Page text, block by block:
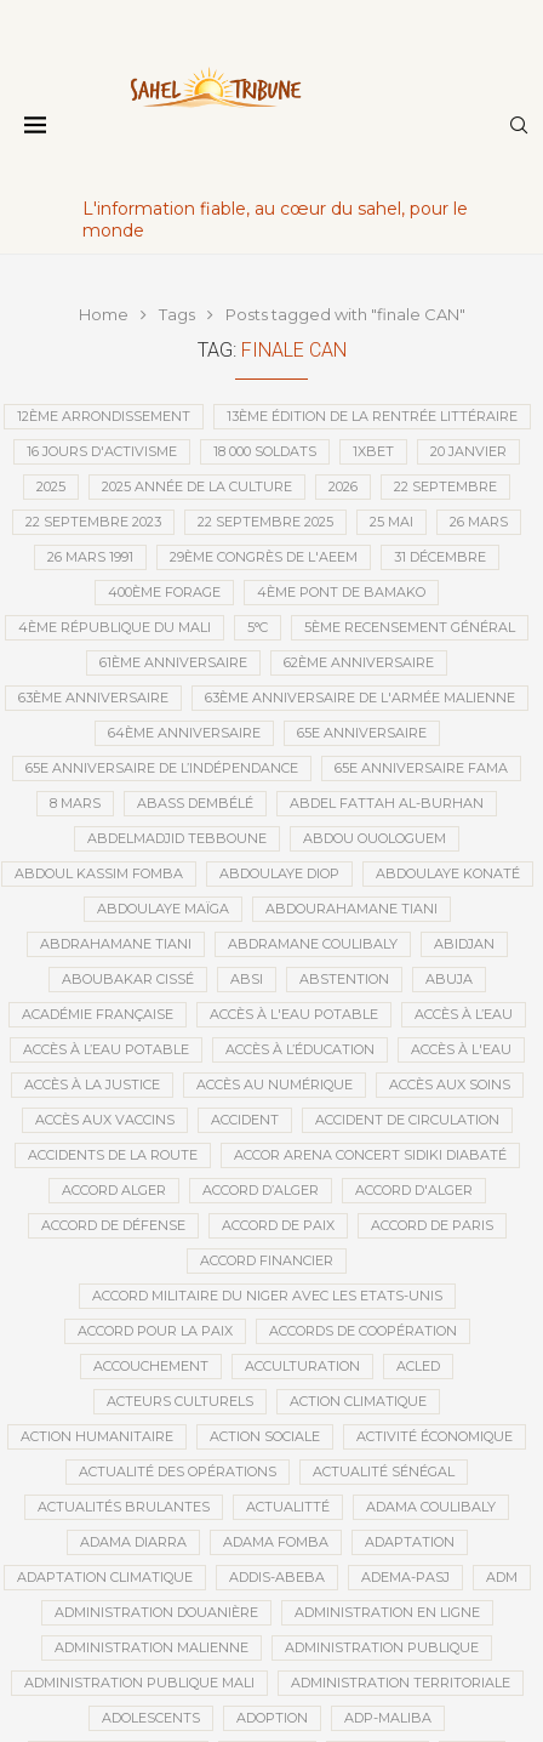
L'information fiable, au cœur du sahel, pour le
monde
Home Tags Posts tagged with "finale CAN"
TAG: FINALE CAN
12ÈME ARRONDISSEMENT 13ÈME ÉDITION DE LA RENTRÉE LITTÉRAIRE
16 JOURS D'ACTIVISME 18 000 SOLDATS 1XBET 20 JANVIER
2025 2025 ANNÉE DE LA CULTURE 2026 22 SEPTEMBRE
22 SEPTEMBRE 2023 22 SEPTEMBRE 2025 25 MAI 26 MARS
26 MARS 1991 29ÈME CONGRÈS DE L'AEEM 31 DÉCEMBRE
400ÈME FORAGE 4ÈME PONT DE BAMAKO
4ÈME RÉPUBLIQUE DU MALI 5°C 5ÈME RECENSEMENT GÉNÉRAL
61ÈME ANNIVERSAIRE 62ÈME ANNIVERSAIRE
63ÈME ANNIVERSAIRE 63ÈME ANNIVERSAIRE DE L'ARMÉE MALIENNE
64ÈME ANNIVERSAIRE 65E ANNIVERSAIRE
65E ANNIVERSAIRE DE L’INDÉPENDANCE 65E ANNIVERSAIRE FAMA
8 MARS ABASS DEMBÉLÉ ABDEL FATTAH AL-BURHAN
ABDELMADJID TEBBOUNE ABDOU OUOLOGUEM
ABDOUL KASSIM FOMBA ABDOULAYE DIOP ABDOULAYE KONATÉ
ABDOULAYE MAÏGA ABDOURAHAMANE TIANI
ABDRAHAMANE TIANI ABDRAMANE COULIBALY ABIDJAN
ABOUBAKAR CISSÉ ABSI ABSTENTION ABUJA
ACADÉMIE FRANÇAISE ACCÈS À L'EAU POTABLE ACCÈS À L’EAU
ACCÈS À L’EAU POTABLE ACCÈS À L’ÉDUCATION ACCÈS À L'EAU
ACCÈS À LA JUSTICE ACCÈS AU NUMÉRIQUE ACCÈS AUX SOINS
ACCÈS AUX VACCINS ACCIDENT ACCIDENT DE CIRCULATION
ACCIDENTS DE LA ROUTE ACCOR ARENA CONCERT SIDIKI DIABATÉ
ACCORD ALGER ACCORD D’ALGER ACCORD D'ALGER
ACCORD DE DÉFENSE ACCORD DE PAIX ACCORD DE PARIS
ACCORD FINANCIER
ACCORD MILITAIRE DU NIGER AVEC LES ETATS-UNIS
ACCORD POUR LA PAIX ACCORDS DE COOPÉRATION
ACCOUCHEMENT ACCULTURATION ACLED
ACTEURS CULTURELS ACTION CLIMATIQUE
ACTION HUMANITAIRE ACTION SOCIALE ACTIVITÉ ÉCONOMIQUE
ACTUALITÉ DES OPÉRATIONS ACTUALITÉ SÉNÉGAL
ACTUALITÉS BRULANTES ACTUALITTÉ ADAMA COULIBALY
ADAMA DIARRA ADAMA FOMBA ADAPTATION
ADAPTATION CLIMATIQUE ADDIS-ABEBA ADEMA-PASJ ADM
ADMINISTRATION DOUANIÈRE ADMINISTRATION EN LIGNE
ADMINISTRATION MALIENNE ADMINISTRATION PUBLIQUE
ADMINISTRATION PUBLIQUE MALI ADMINISTRATION TERRITORIALE
ADOLESCENTS ADOPTION ADP-MALIBA